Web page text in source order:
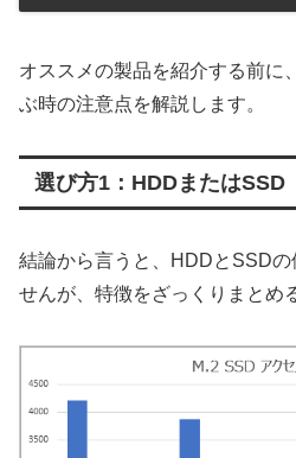
オススメの製品を紹介する前に
ぶ時の注意点を解説します。
選び方1：HDDまたはSSD
結論から言うと、HDDとSSDの
せんが、特徴をざっくりまとめ